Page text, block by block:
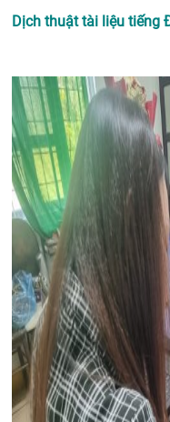
Dịch thuật tài liệu tiếng